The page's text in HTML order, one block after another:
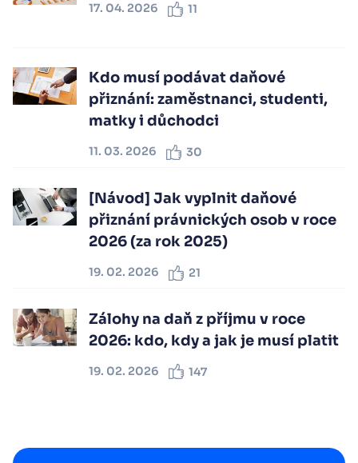
17. 04. 2026 11
Kdo musí podávat daňové
přiznání: zaměstnanci, studenti,
matky i důchodci
11. 03. 2026 30
[Návod] Jak vyplnit daňové
přiznání právnických osob v roce
2026 (za rok 2025)
19. 02. 2026 21
Zálohy na daň z příjmu v roce
2026: kdo, kdy a jak je musí platit
19. 02. 2026 147